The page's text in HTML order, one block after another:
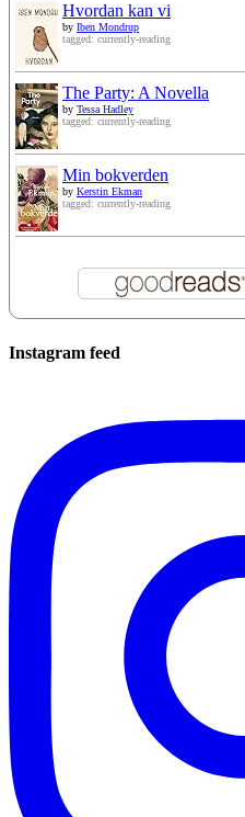
Hvordan kan vi
by Iben Mondrup
tagged: currently-reading
The Party: A Novella
by Tessa Hadley
tagged: currently-reading
Min bokverden
by Kerstin Ekman
tagged: currently-reading
Instagram feed